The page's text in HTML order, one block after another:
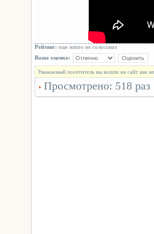
Рейтинг: еще никто не голосовал
Ваша оценка:
Уважаемый посетитель вы вошли на сайт как
Просмотрено: 518 раз